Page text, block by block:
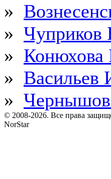
»
» Чуприков
» Конюхова
» Васильев
»
© 2008-2026. Все права
NorStar